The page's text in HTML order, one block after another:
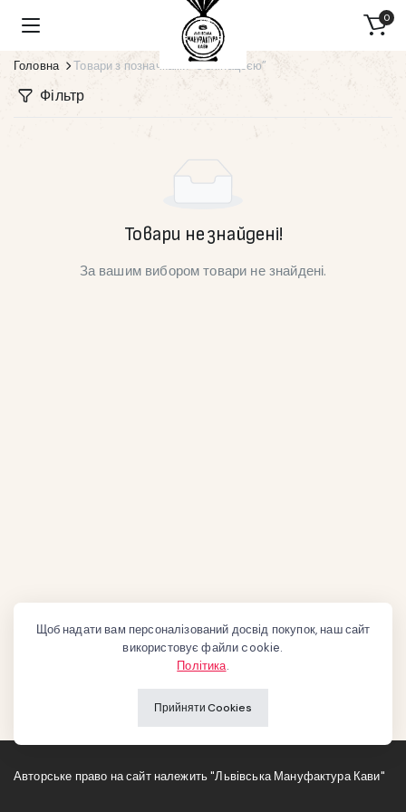
0
Головна Товари з позначками “з ехінацеєю”
Фільтр
Товари не знайдені!
За вашим вибором товари не знайдені.
Авторське право на сайт належить "Львівська Мануфактура Кави"
Щоб надати вам персоналізований досвід покупок, наш сайт
використовує файли cookie.
Політика.
Прийняти Cookies